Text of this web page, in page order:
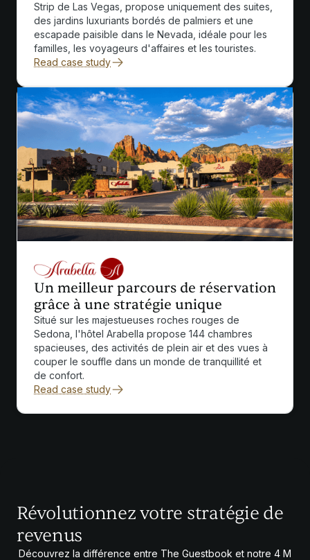
Strip de Las Vegas, propose uniquement des suites,
des jardins luxuriants bordés de palmiers et une
escapade paisible dans le Nevada, idéale pour les
familles, les voyageurs d'affaires et les touristes.
Read case study
Un meilleur parcours de réservation
grâce à une stratégie unique
Situé sur les majestueuses roches rouges de
Sedona, l'hôtel Arabella propose 144 chambres
spacieuses, des activités de plein air et des vues à
couper le souffle dans un monde de tranquillité et
de confort.
Read case study
Révolutionnez votre stratégie de
revenus
Découvrez la différence entre The Guestbook et notre 4 M